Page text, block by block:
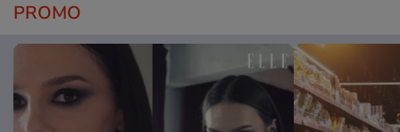
PROMO